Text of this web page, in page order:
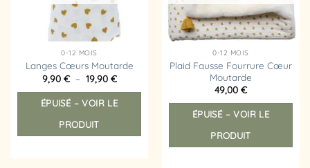
0-12 MOIS
Langes Cœurs Moutarde
9,90 € – 19,90 €Plage
prix :
9,90 €
ÉPUISÉ – VOIR LE
PRODUIT
Ce
produit
variations.
0-12 MOIS
Plaid Fausse Fourrure Cœur
Moutarde
49,00 €
ÉPUISÉ – VOIR LE
PRODUIT